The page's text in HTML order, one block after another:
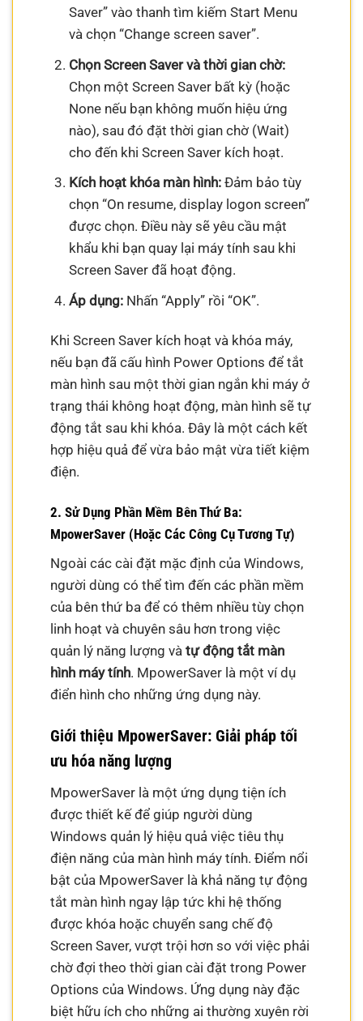
Saver” vào thanh tìm kiếm Start Menu
và chọn “Change screen saver”.
Chọn Screen Saver và thời gian chờ:
Chọn một Screen Saver bất kỳ (hoặc
None nếu bạn không muốn hiệu ứng
nào), sau đó đặt thời gian chờ (Wait)
cho đến khi Screen Saver kích hoạt.
Kích hoạt khóa màn hình:Đảm bảo tùy
chọn “On resume, display logon screen”
được chọn. Điều này sẽ yêu cầu mật
khẩu khi bạn quay lại máy tính sau khi
Screen Saver đã hoạt động.
Áp dụng:Nhấn “Apply” rồi “OK”.
Khi Screen Saver kích hoạt và khóa máy,
nếu bạn đã cấu hình Power Options để tắt
màn hình sau một thời gian ngắn khi máy ở
trạng thái không hoạt động, màn hình sẽ tự
động tắt sau khi khóa. Đây là một cách kết
hợp hiệu quả để vừa bảo mật vừa tiết kiệm
điện.
2. Sử Dụng Phần Mềm Bên Thứ Ba:
MpowerSaver (Hoặc Các Công Cụ Tương Tự)
Ngoài các cài đặt mặc định của Windows,
người dùng có thể tìm đến các phần mềm
của bên thứ ba để có thêm nhiều tùy chọn
linh hoạt và chuyên sâu hơn trong việc
quản lý năng lượng vàtự động tắt màn
hình máy tính. MpowerSaver là một ví dụ
điển hình cho những ứng dụng này.
Giới thiệu MpowerSaver: Giải pháp tối
ưu hóa năng lượng
MpowerSaver là một ứng dụng tiện ích
được thiết kế để giúp người dùng
Windows quản lý hiệu quả việc tiêu thụ
điện năng của màn hình máy tính. Điểm nổi
bật của MpowerSaver là khả năng tự động
tắt màn hình ngay lập tức khi hệ thống
được khóa hoặc chuyển sang chế độ
Screen Saver, vượt trội hơn so với việc phải
chờ đợi theo thời gian cài đặt trong Power
Options của Windows. Ứng dụng này đặc
biệt hữu ích cho những ai thường xuyên rời